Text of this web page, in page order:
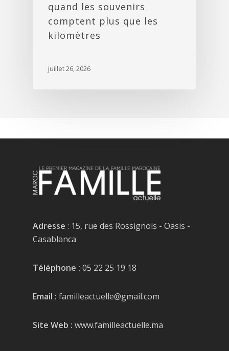
quand les souvenirs
comptent plus que les
kilomètres
juillet 26, 2026
Adresse : 15, rue des Rossignols - Oasis -
Casablanca
Téléphone : 05 22 25 19 18
Email : familleactuelle@gmail.com
Site Web : www.familleactuelle.ma